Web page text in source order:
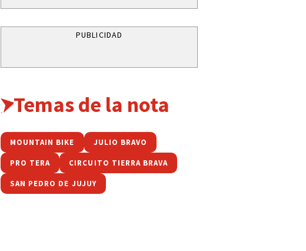
PUBLICIDAD
Temas de la nota
MOUNTAIN BIKE JULIO BRAVO
PRO TERA CIRCUITO TIERRA BRAVA
SAN PEDRO DE JUJUY